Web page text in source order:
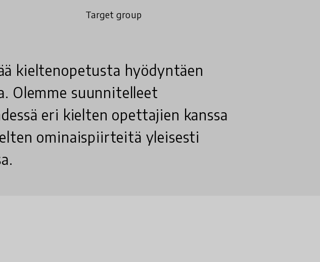
Target group
kieltenopetusta hyödyntäen
Olemme suunnitelleet
eri kielten opettajien kanssa
ominaispiirteitä yleisesti